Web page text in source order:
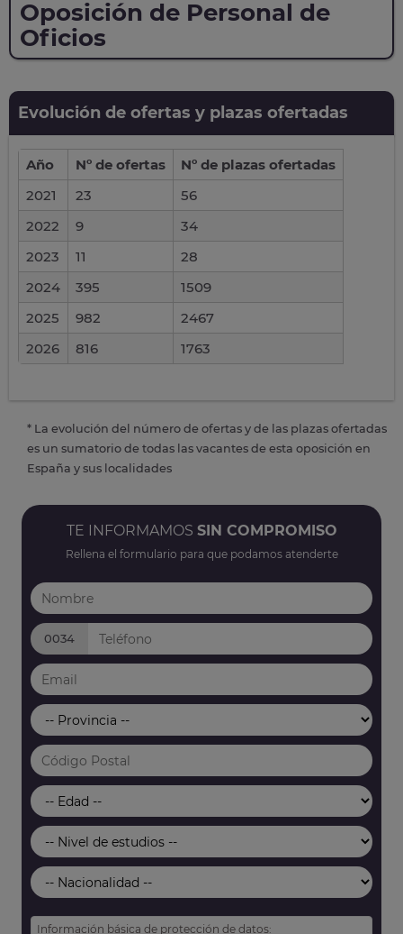
Oposición de Personal de
Oficios
Evolución de ofertas y plazas ofertadas
Año Nº de ofertas
Nº de plazas ofertadas
2021
23
56
2022
9
34
2023
11
28
2024
395
1509
2025
982
2467
2026
816 1763
* La evolución del número de ofertas y de las plazas ofertadas
es un sumatorio de todas las vacantes de esta oposición en
España y sus localidades
TE INFORMAMOS SIN COMPROMISO
Rellena el formulario para que podamos atenderte
0034
Información básica de protección de datos: